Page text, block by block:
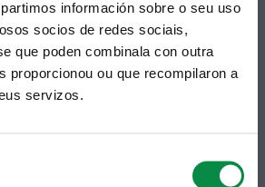
información sobre o seu uso
socios de redes sociais,
que poden combinala con outra
proporcionou ou que recompilaron a
servizos.
883 925
publicada na web
electrónico mediante